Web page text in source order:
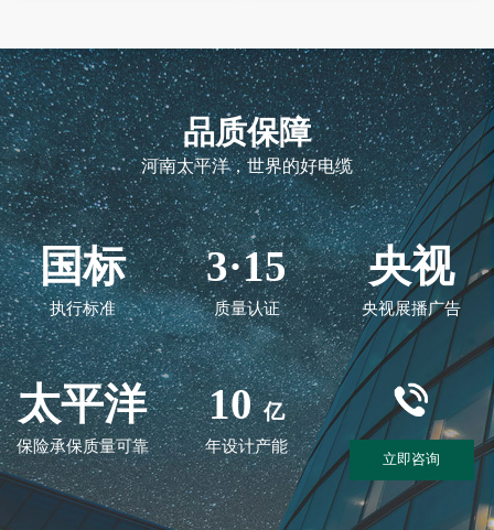
品质保障
河南太平洋，世界的好电缆
国标
执行标准
3·15
质量认证
央视
央视展播广告
太平洋
保险承保质量可靠
10 亿
年设计产能
立即咨询